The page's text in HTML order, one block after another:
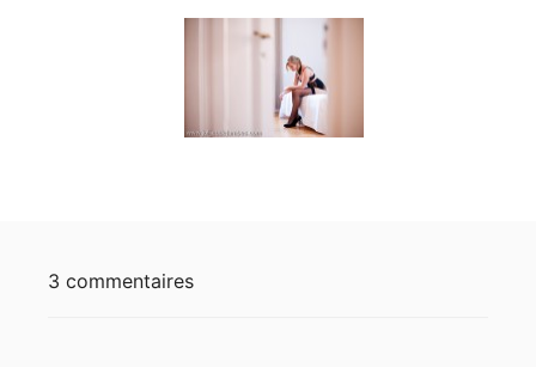
3 commentaires